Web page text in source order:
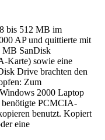
bis 512 MB im
AP und quittierte mit
MB SanDisk
Karte) sowie eine
Drive brachten den
Zum
2000 Laptop
benötigte PCMCIA-
benutzt. Kopiert
eine